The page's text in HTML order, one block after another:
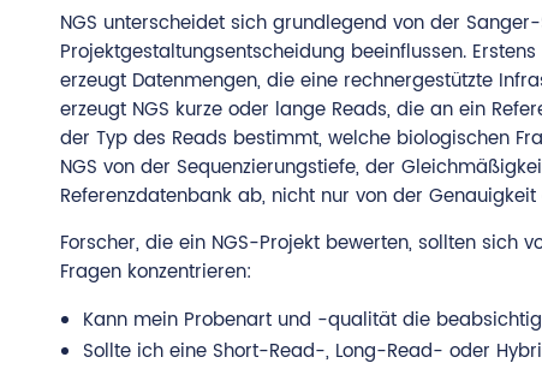
NGS unterscheidet sich grundlegend von der
Projektgestaltungsentscheidung beeinflussen.
erzeugt Datenmengen, die eine rechnergestützte
erzeugt NGS kurze oder lange Reads, die an ein
der Typ des Reads bestimmt, welche biologischen
NGS von der Sequenzierungstiefe, der
Referenzdatenbank ab, nicht nur von der
Forscher, die ein NGS-Projekt bewerten, sollten
Fragen konzentrieren:
Kann mein Probenart und -qualität die
Sollte ich eine Short-Read-, Long-Read- oder